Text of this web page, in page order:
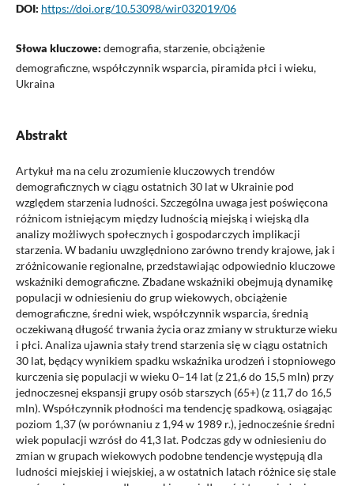
DOI: https://doi.org/10.53098/wir032019/06
Słowa kluczowe: demografia, starzenie, obciążenie
demograficzne, współczynnik wsparcia, piramida płci i wieku,
Ukraina
Abstrakt
Artykuł ma na celu zrozumienie kluczowych trendów
demograficznych w ciągu ostatnich 30 lat w Ukrainie pod
względem starzenia ludności. Szczególna uwaga jest poświęcona
różnicom istniejącym między ludnością miejską i wiejską dla
analizy możliwych społecznych i gospodarczych implikacji
starzenia. W badaniu uwzględniono zarówno trendy krajowe, jak i
zróżnicowanie regionalne, przedstawiając odpowiednio kluczowe
wskaźniki demograficzne. Zbadane wskaźniki obejmują dynamikę
populacji w odniesieniu do grup wiekowych, obciążenie
demograficzne, średni wiek, współczynnik wsparcia, średnią
oczekiwaną długość trwania życia oraz zmiany w strukturze wieku
i płci. Analiza ujawnia stały trend starzenia się w ciągu ostatnich
30 lat, będący wynikiem spadku wskaźnika urodzeń i stopniowego
kurczenia się populacji w wieku 0–14 lat (z 21,6 do 15,5 mln) przy
jednoczesnej ekspansji grupy osób starszych (65+) (z 11,7 do 16,5
mln). Współczynnik płodności ma tendencję spadkową, osiągając
poziom 1,37 (w porównaniu z 1,94 w 1989 r.), jednocześnie średni
wiek populacji wzrósł do 41,3 lat. Podczas gdy w odniesieniu do
zmian w grupach wiekowych podobne tendencje występują dla
ludności miejskiej i wiejskiej, a w ostatnich latach różnice się stale